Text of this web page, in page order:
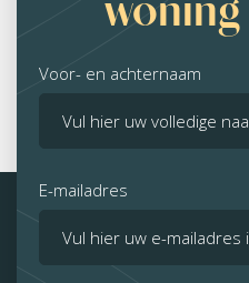
Voor- en achternaam
E-mailadres